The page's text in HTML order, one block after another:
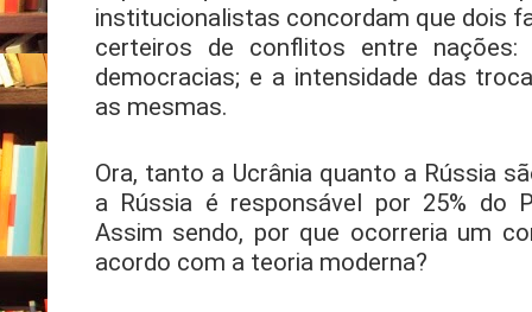
institucionalistas concordam que dois
certeiros de conflitos entre
democracias; e a intensidade das
as mesmas.
Ora, tanto a Ucrânia quanto a Rússia
a Rússia é responsável por 25% do
Assim sendo, por que ocorreria um
acordo com a teoria moderna?